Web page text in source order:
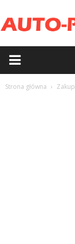
Strona główna Zakup